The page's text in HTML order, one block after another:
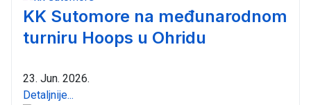
KK Sutomore na međunarodnom
turniru Hoops u Ohridu
23. Jun. 2026.
Detaljnije...